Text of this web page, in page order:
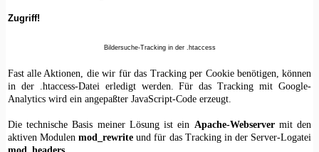
Zugriff!
Bildersuche-Tracking in der .htaccess
Fast alle Aktionen, die wir für das Tracking per Cookie benötigen, können
in der .htaccess-Datei erledigt werden. Für das Tracking mit Google-
Analytics wird ein angepaßter JavaScript-Code erzeugt.
Die technische Basis meiner Lösung ist ein Apache-Webservermit den
aktiven Modulen mod_rewriteund für das Tracking in der Server-Logatei